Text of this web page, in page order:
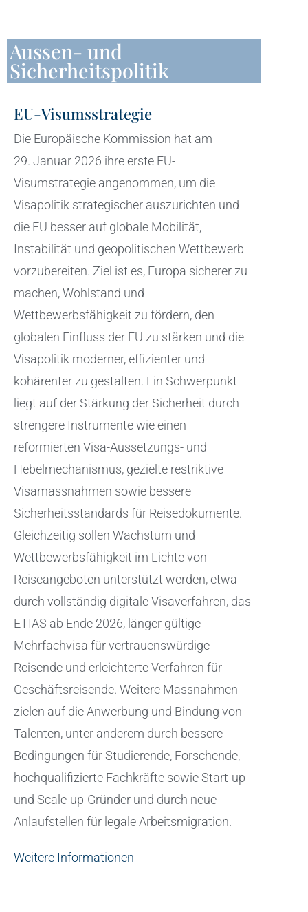
Aussen- und
Sicherheitspolitik
EU-Visumsstrategie
Die Europäische Kommission hat am
29. Januar 2026 ihre erste EU-
Visumstrategie angenommen, um die
Visapolitik strategischer auszurichten und
die EU besser auf globale Mobilität,
Instabilität und geopolitischen Wettbewerb
vorzubereiten. Ziel ist es, Europa sicherer zu
machen, Wohlstand und
Wettbewerbsfähigkeit zu fördern, den
globalen Einfluss der EU zu stärken und die
Visapolitik moderner, effizienter und
kohärenter zu gestalten. Ein Schwerpunkt
liegt auf der Stärkung der Sicherheit durch
strengere Instrumente wie einen
reformierten Visa-Aussetzungs- und
Hebelmechanismus, gezielte restriktive
Visamassnahmen sowie bessere
Sicherheitsstandards für Reisedokumente.
Gleichzeitig sollen Wachstum und
Wettbewerbsfähigkeit im Lichte von
Reiseangeboten unterstützt werden, etwa
durch vollständig digitale Visaverfahren, das
ETIAS ab Ende 2026, länger gültige
Mehrfachvisa für vertrauenswürdige
Reisende und erleichterte Verfahren für
Geschäftsreisende. Weitere Massnahmen
zielen auf die Anwerbung und Bindung von
Talenten, unter anderem durch bessere
Bedingungen für Studierende, Forschende,
hochqualifizierte Fachkräfte sowie Start-up-
und Scale-up-Gründer und durch neue
Anlaufstellen für legale Arbeitsmigration.
Weitere Informationen